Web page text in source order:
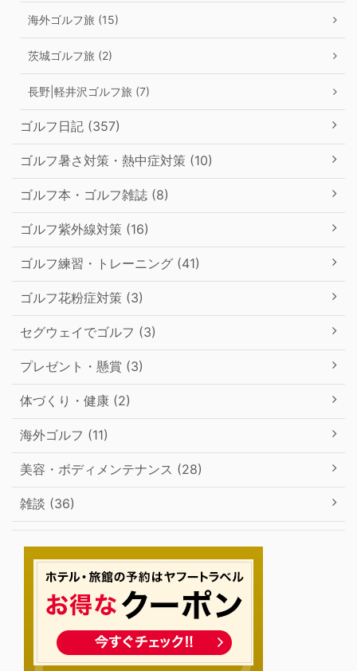
海外ゴルフ旅 (15)
茨城ゴルフ旅 (2)
長野|軽井沢ゴルフ旅 (7)
ゴルフ日記 (357)
ゴルフ暑さ対策・熱中症対策 (10)
ゴルフ本・ゴルフ雑誌 (8)
ゴルフ紫外線対策 (16)
ゴルフ練習・トレーニング (41)
ゴルフ花粉症対策 (3)
セグウェイでゴルフ (3)
プレゼント・懸賞 (3)
体づくり・健康 (2)
海外ゴルフ (11)
美容・ボディメンテナンス (28)
雑談 (36)